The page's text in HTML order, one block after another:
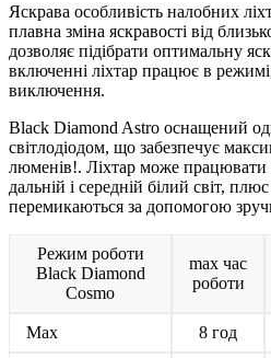
Яскрава особливість налобних
плавна зміна яскравості від
дозволяє підібрати оптимальну
включенні ліхтар працює в
виключення.
Black Diamond Astro оснащений
світлодіодом, що забезпечує
люменів!. Ліхтар може
дальній і середній білий світ,
перемикаються за допомогою
Режим роботи
Black Diamond
Cosmo
max час
роботи
Max 8 год